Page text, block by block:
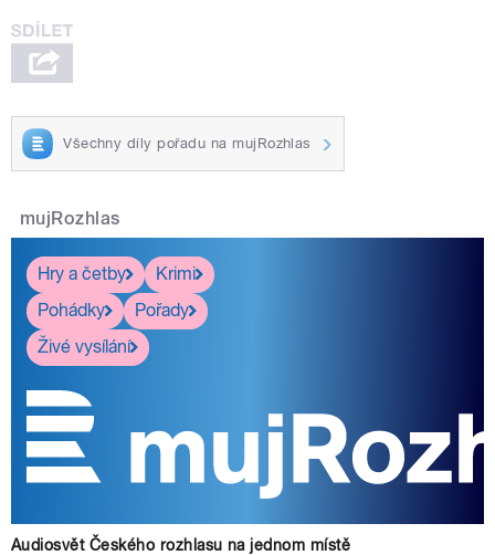
Všechny díly pořadu na mujRozhlas
mujRozhlas
Hry a četby
Krimi
Pohádky
Pořady
Živé vysílání
Audiosvět Českého rozhlasu na jednom místě